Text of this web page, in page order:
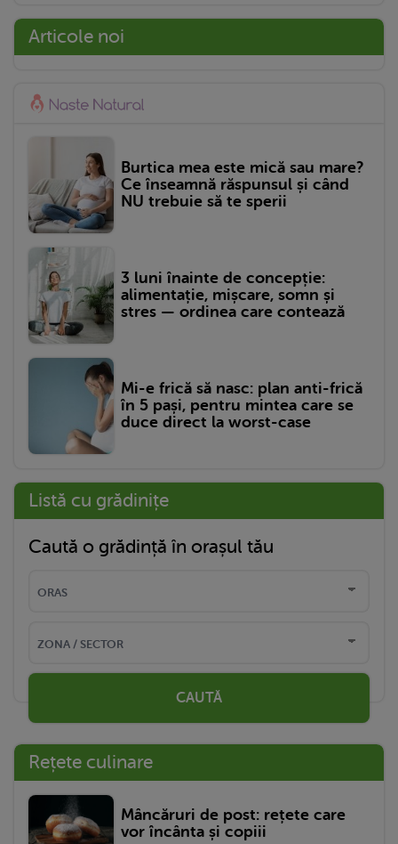
Articole noi
Burtica mea este mică sau mare?
Ce înseamnă răspunsul și când
NU trebuie să te sperii
3 luni înainte de concepție:
alimentație, mișcare, somn și
stres — ordinea care contează
Mi-e frică să nasc: plan anti-frică
în 5 pași, pentru mintea care se
duce direct la worst-case
Listă cu grădinițe
Caută o grădință în orașul tău
CAUTĂ
Rețete culinare
Mâncăruri de post: rețete care
vor încânta și copiii